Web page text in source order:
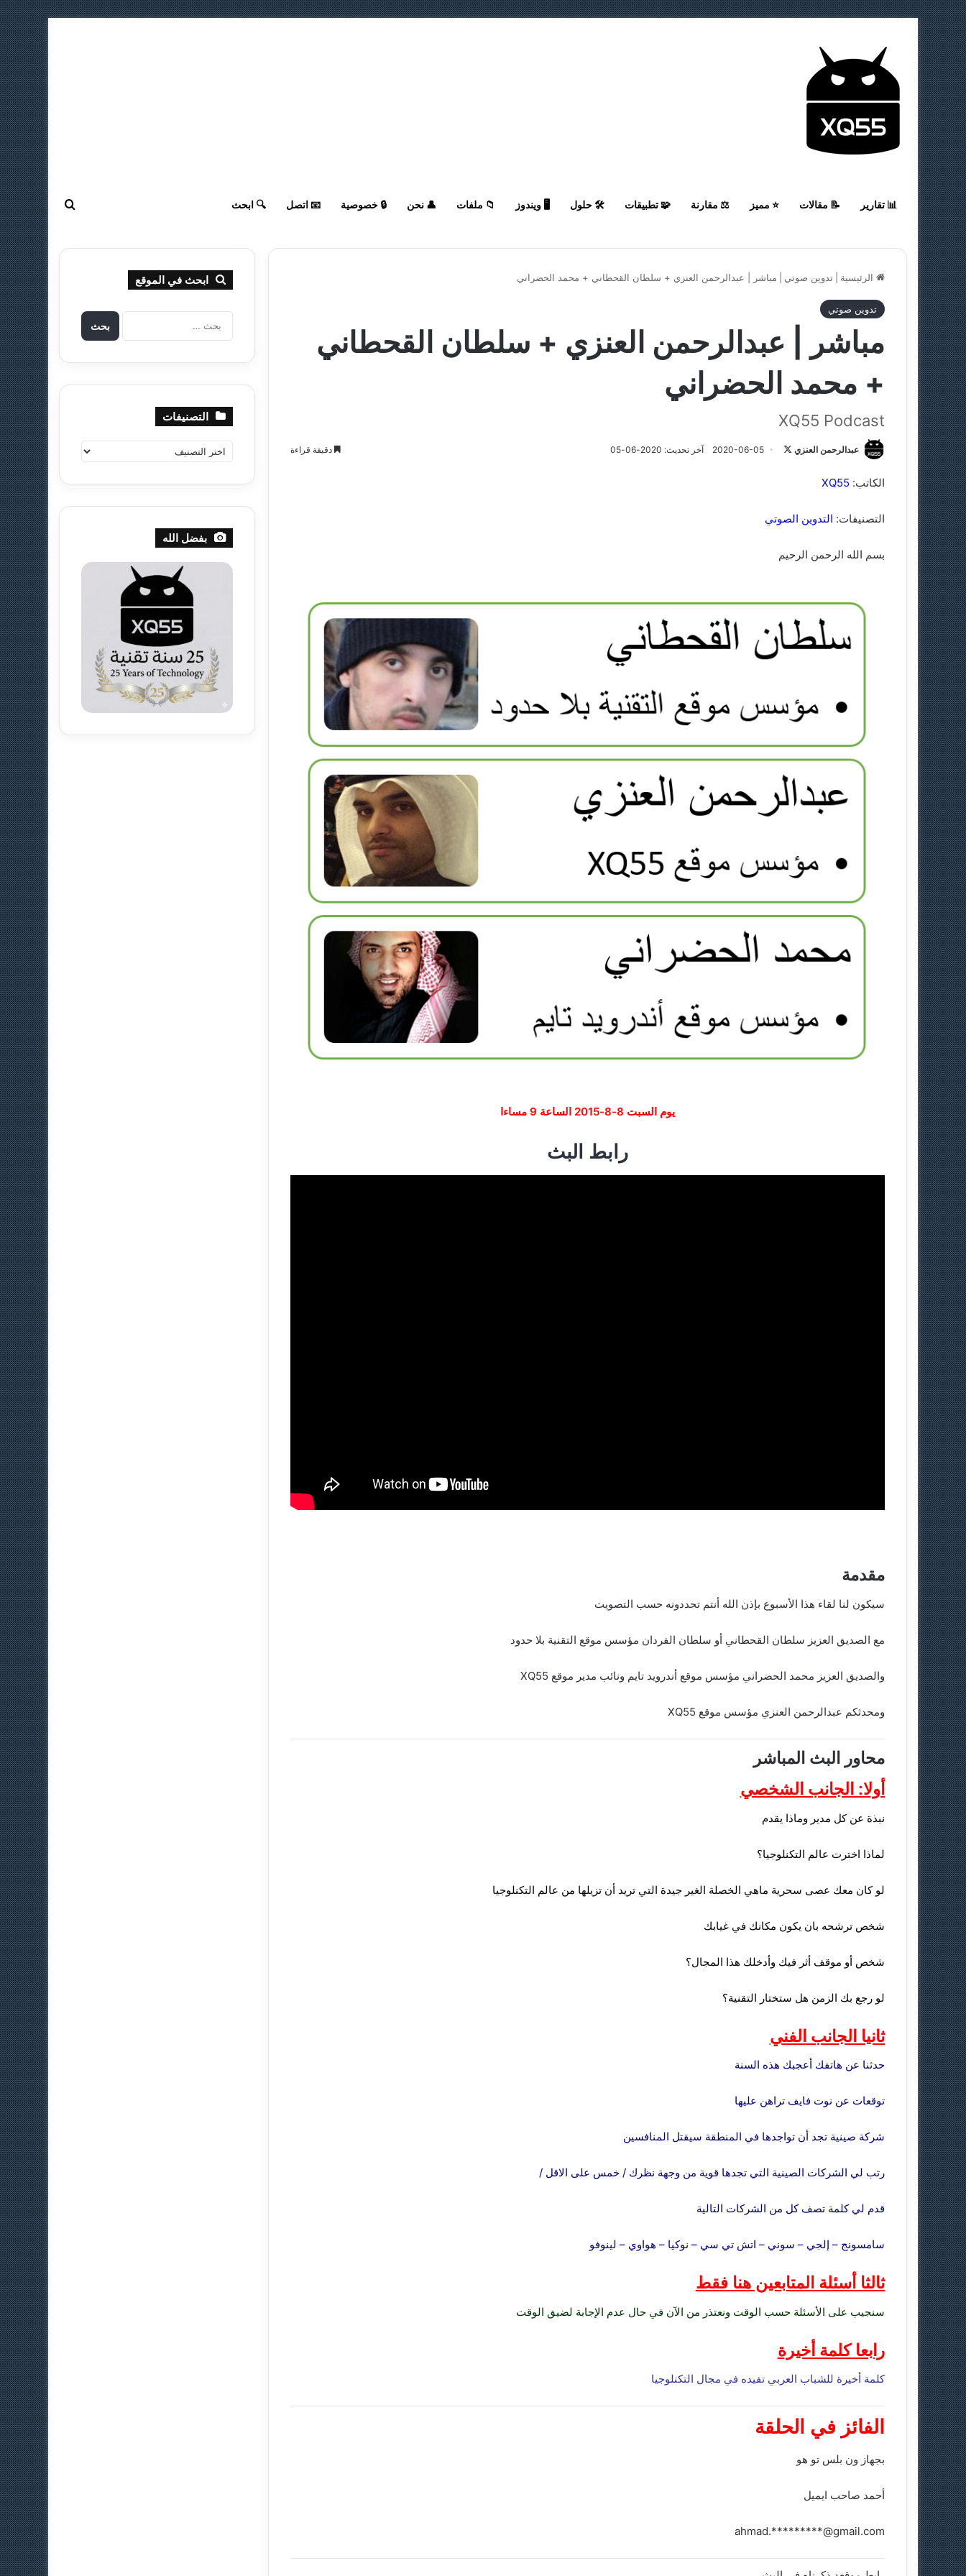
📊 تقارير 📝 مقالات ⭐ مميز ⚖️ مقارنة 🧩 تطبيقات 🛠️ حلول 🖥️ ويندوز 📁 ملفات 👤 نحن 🔒 خصوصية 📧 اتصل 🔍 ابحث ابحث عن
الرئيسية تدوين صوتي مباشر | عبدالرحمن العنزي + سلطان القحطاني + محمد الحضراني
تدوين صوتي
مباشر | عبدالرحمن العنزي + سلطان القحطاني
+ محمد الحضراني
XQ55 Podcast
عبدالرحمن العنزي
ع
ى
2020-06-05 آخر تحديث: 2020-06-05 دقيقة قراءة
الكاتب: XQ55
التصنيفات: التدوين الصوتي
بسم الله الرحمن الرحيم
يوم السبت 8-8-2015 الساعة 9 مساءا
رابط البث
مقدمة
سيكون لنا لقاء هذا الأسبوع بإذن الله أنتم تحددونه حسب التصويت
مع الصديق العزيز سلطان القحطاني أو سلطان الفردان مؤسس موقع التقنية بلا حدود
والصديق العزيز محمد الحضراني مؤسس موقع أندرويد تايم ونائب مدير موقع XQ55
ومحدثكم عبدالرحمن العنزي مؤسس موقع XQ55
محاور البث المباشر
أولا: الجانب الشخصي
نبذة عن كل مدير وماذا يقدم
لماذا اخترت عالم التكنلوجيا؟
لو كان معك عصى سحرية ماهي الخصلة الغير جيدة التي تريد أن تزيلها من عالم التكنلوجيا
شخص ترشحه بان يكون مكانك في غيابك
شخص أو موقف أثر فيك وأدخلك هذا المجال؟
لو رجع بك الزمن هل ستختار التقنية؟
ثانيا الجانب الفني
حدثنا عن هاتفك أعجبك هذه السنة
توقعات عن نوت فايف تراهن عليها
شركة صينية تجد أن تواجدها في المنطقة سيقتل المنافسين
رتب لي الشركات الصينية التي تجدها قوية من وجهة نظرك / خمس على الاقل /
قدم لي كلمة تصف كل من الشركات التالية
سامسونج – إلجي – سوني – اتش تي سي – نوكيا – هواوي – لينوفو
ثالثا أسئلة المتابعين هنا فقط
سنجيب على الأسئلة حسب الوقت ونعتذر من الآن في حال عدم الإجابة لضيق الوقت
رابعا كلمة أخيرة
كلمة أخيرة للشباب العربي تفيده في مجال التكنلوجيا
الفائز في الحلقة
بجهاز ون بلس تو هو
أحمد صاحب ايميل
ahmad.*********@gmail.com
ابحث في الموقع
ح
التصنيفات
ل
ن
ت
بفضل الله